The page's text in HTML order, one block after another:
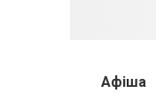
Афіша